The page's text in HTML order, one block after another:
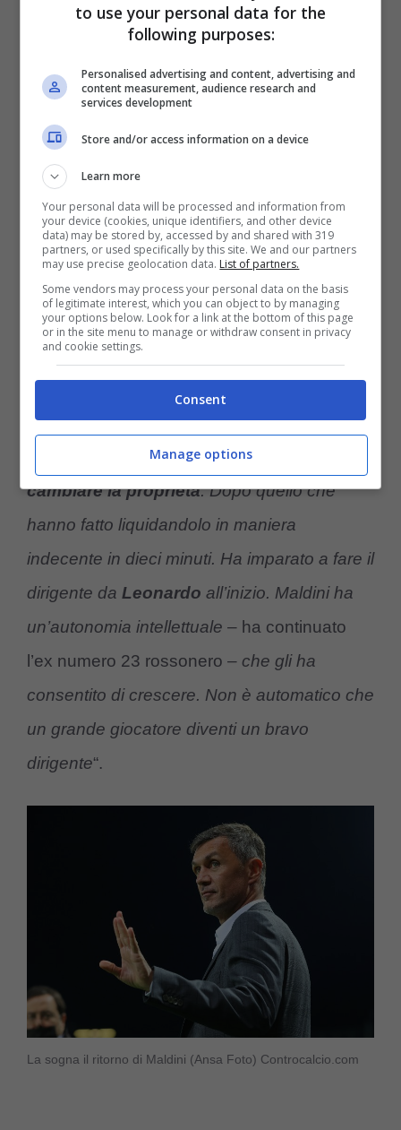
anche la sfera tecnica nel nome di Max
dirigenti che l’avevano scelto. La gente ha
contestato e il vero grande sogno dei tifosi è
ovvero
quanto di più biego ci potesse essere e a
parlare di questa situazione è un grande
amico dell’ex terzino e grande giocatore
come Massimo Ambrosini.
L’ex giocatore ora opinionista televisivo è
abbastanza chiaro: “C’è solo una condizione
perché Paolo possa rientrare nel
cambiare la proprietà. Dopo quello che
hanno fatto liquidandolo in maniera
indecente in dieci minuti. Ha imparato a fare il
dirigente da Leonardo all’inizio. Maldini ha
un’autonomia intellettuale – ha continuato
l’ex numero 23 rossonero – che gli ha
consentito di crescere. Non è automatico che
un grande giocatore diventi un bravo
dirigente“.
La sogna il ritorno di Maldini (Ansa Foto) Controcalcio.com
to use your personal data for the
following purposes:
Personalised advertising and content, advertising and
content measurement, audience research and
services development
Store and/or access information on a device
Learn more
Your personal data will be processed and information from
your device (cookies, unique identifiers, and other device
data) may be stored by, accessed by and shared with 319
partners, or used specifically by this site. We and our partners
may use precise geolocation data. List of partners.
Some vendors may process your personal data on the basis
of legitimate interest, which you can object to by managing
your options below. Look for a link at the bottom of this page
or in the site menu to manage or withdraw consent in privacy
and cookie settings.
Consent
Manage options